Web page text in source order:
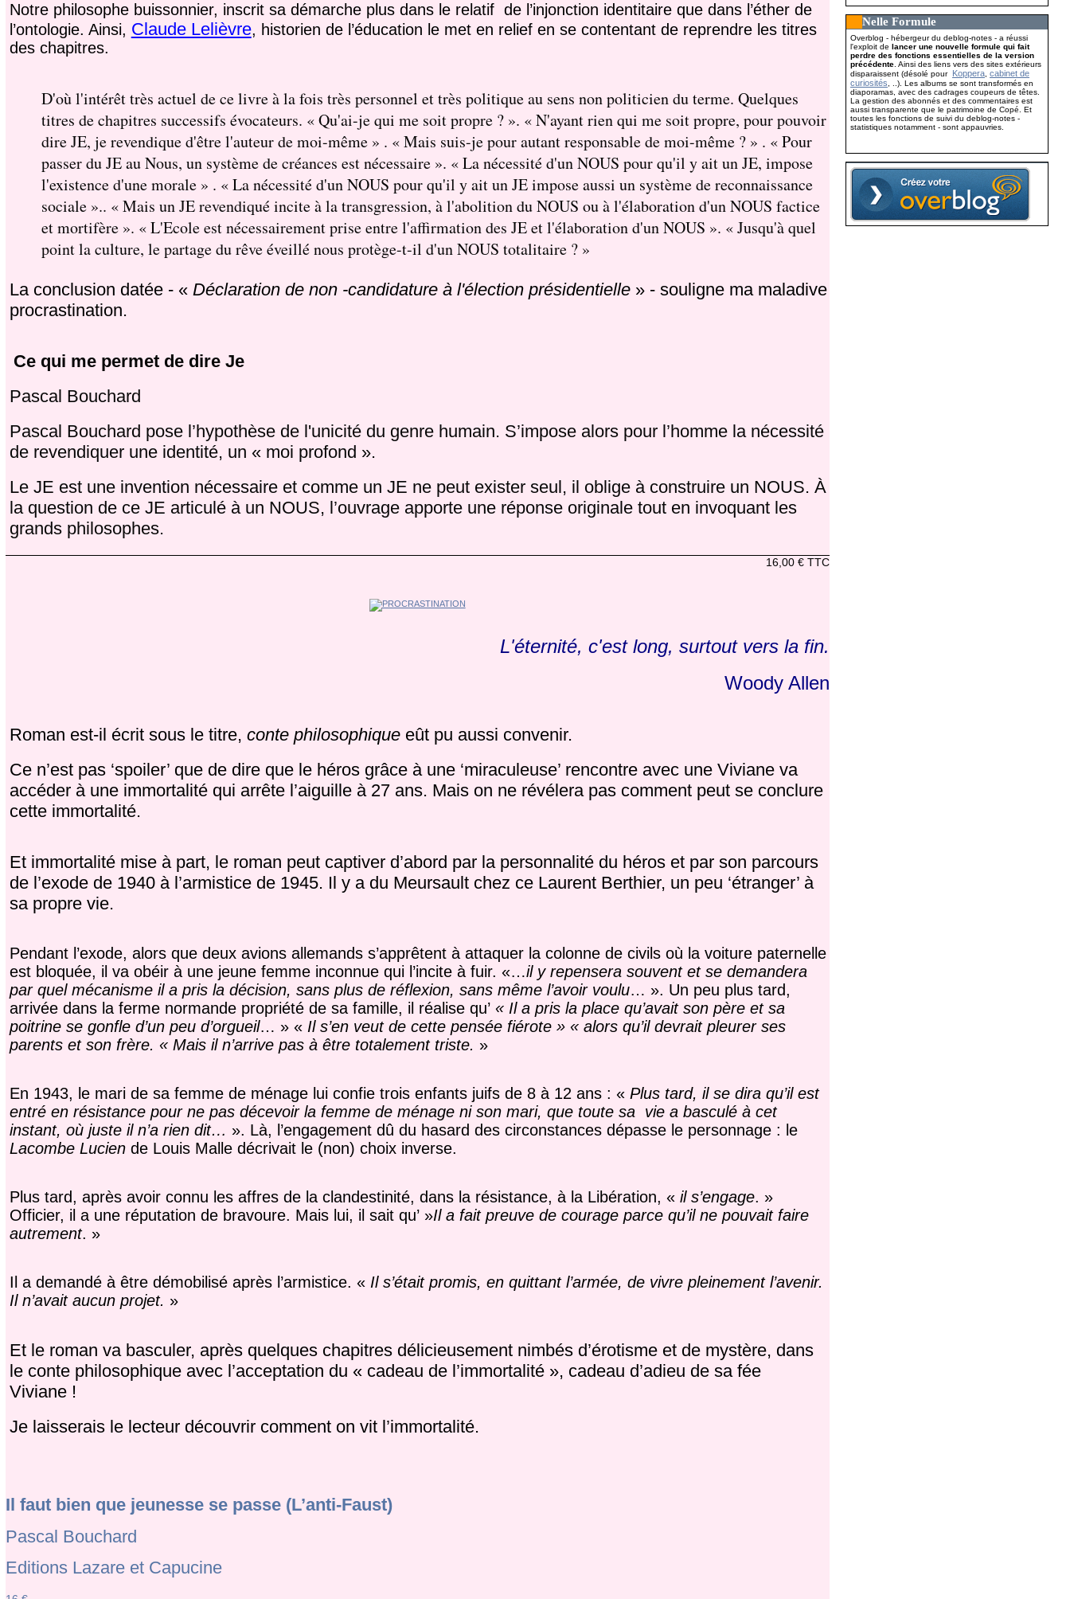
Notre philosophe buissonnier, inscrit sa démarche plus dans le relatif de l’injonction identitaire que dans l’éther de
l’ontologie. Ainsi, Claude Lelièvre, historien de l’éducation le met en relief en se contentant de reprendre les titres
des chapitres.
D'où l'intérêt très actuel de ce livre à la fois très personnel et très politique au sens non politicien du terme. Quelques
titres de chapitres successifs évocateurs. « Qu'ai-je qui me soit propre ? ». « N'ayant rien qui me soit propre, pour pouvoir
dire JE, je revendique d'être l'auteur de moi-même » . « Mais suis-je pour autant responsable de moi-même ? » . « Pour
passer du JE au Nous, un système de créances est nécessaire ». « La nécessité d'un NOUS pour qu'il y ait un JE, impose
l'existence d'une morale » . « La nécessité d'un NOUS pour qu'il y ait un JE impose aussi un système de reconnaissance
sociale ».. « Mais un JE revendiqué incite à la transgression, à l'abolition du NOUS ou à l'élaboration d'un NOUS factice
et mortifère ». « L'Ecole est nécessairement prise entre l'affirmation des JE et l'élaboration d'un NOUS ». « Jusqu'à quel
point la culture, le partage du rêve éveillé nous protège-t-il d'un NOUS totalitaire ? »
La conclusion datée - « Déclaration de non -candidature à l'élection présidentielle» - souligne ma maladive
procrastination.
Ce qui me permet de dire Je
Pascal Bouchard
Pascal Bouchard pose l’hypothèse de l'unicité du genre humain. S’impose alors pour l’homme la nécessité
de revendiquer une identité, un « moi profond ».
Le JE est une invention nécessaire et comme un JE ne peut exister seul, il oblige à construire un NOUS. À
la question de ce JE articulé à un NOUS, l’ouvrage apporte une réponse originale tout en invoquant les
grands philosophes.
16,00 € TTC
L'éternité, c'est long, surtout vers la fin.
Woody Allen
Roman est-il écrit sous le titre, conte philosophiqueeût pu aussi convenir.
Ce n’est pas ‘spoiler’ que de dire que le héros grâce à une ‘miraculeuse’ rencontre avec une Viviane va
accéder à une immortalité qui arrête l’aiguille à 27 ans. Mais on ne révélera pas comment peut se conclure
cette immortalité.
Et immortalité mise à part, le roman peut captiver d’abord par la personnalité du héros et par son parcours
de l’exode de 1940 à l’armistice de 1945. Il y a du Meursault chez ce Laurent Berthier, un peu ‘étranger’ à
sa propre vie.
Pendant l’exode, alors que deux avions allemands s’apprêtent à attaquer la colonne de civils où la voiture paternelle
est bloquée, il va obéir à une jeune femme inconnue qui l’incite à fuir. «…il y repensera souvent et se demandera
par quel mécanisme il a pris la décision, sans plus de réflexion, sans même l’avoir voulu… ». Un peu plus tard,
arrivée dans la ferme normande propriété de sa famille, il réalise qu’ « Il a pris la place qu’avait son père et sa
poitrine se gonfle d’un peu d’orgueil… » «Il s’en veut de cette pensée fiérote » « alors qu’il devrait pleurer ses
parents et son frère. « Mais il n’arrive pas à être totalement triste. »
En 1943, le mari de sa femme de ménage lui confie trois enfants juifs de 8 à 12 ans : « Plus tard, il se dira qu’il est
entré en résistance pour ne pas décevoir la femme de ménage ni son mari, que toute sa vie a basculé à cet
instant, où juste il n’a rien dit… ». Là, l’engagement dû du hasard des circonstances dépasse le personnage : le
Lacombe Luciende Louis Malle décrivait le (non) choix inverse.
Plus tard, après avoir connu les affres de la clandestinité, dans la résistance, à la Libération, « il s’engage. »
Officier, il a une réputation de bravoure. Mais lui, il sait qu’ »Il a fait preuve de courage parce qu’il ne pouvait faire
autrement. »
Il a demandé à être démobilisé après l’armistice. « Il s’était promis, en quittant l’armée, de vivre pleinement l’avenir.
Il n’avait aucun projet. »
Et le roman va basculer, après quelques chapitres délicieusement nimbés d’érotisme et de mystère, dans
le conte philosophique avec l’acceptation du « cadeau de l’immortalité », cadeau d’adieu de sa fée
Viviane !
Je laisserais le lecteur découvrir comment on vit l’immortalité.
Il faut bien que jeunesse se passe (L’anti-Faust)
Pascal Bouchard
Editions Lazare et Capucine
Nelle Formule
Overblog - hébergeur du deblog-notes - a réussi
l'exploit delancer une nouvelle formule qui fait
perdre des fonctions essentielles de la version
précédente . Ainsi des liens vers des sites extérieurs
disparaissent (désolé pour Koppera ,cabinet de
curiosités , ..). Les albums se sont transformés en
diaporamas, avec des cadrages coupeurs de têtes.
La gestion des abonnés et des commentaires est
aussi transparente que le patrimoine de Copé. Et
toutes les fonctions de suivi du deblog-notes -
statistiques notamment - sont appauvries.